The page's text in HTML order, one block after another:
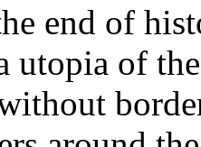
end of
utopia of